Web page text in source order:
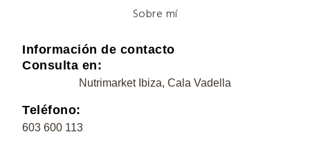
Sobre mí
Información de contacto
Consulta en:
Nutrimarket Ibiza, Cala Vadella
Teléfono:
603 600 113